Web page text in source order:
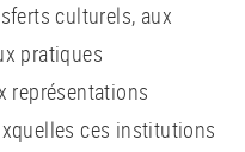
culturels, aux
pratiques
représentations
ces institutions